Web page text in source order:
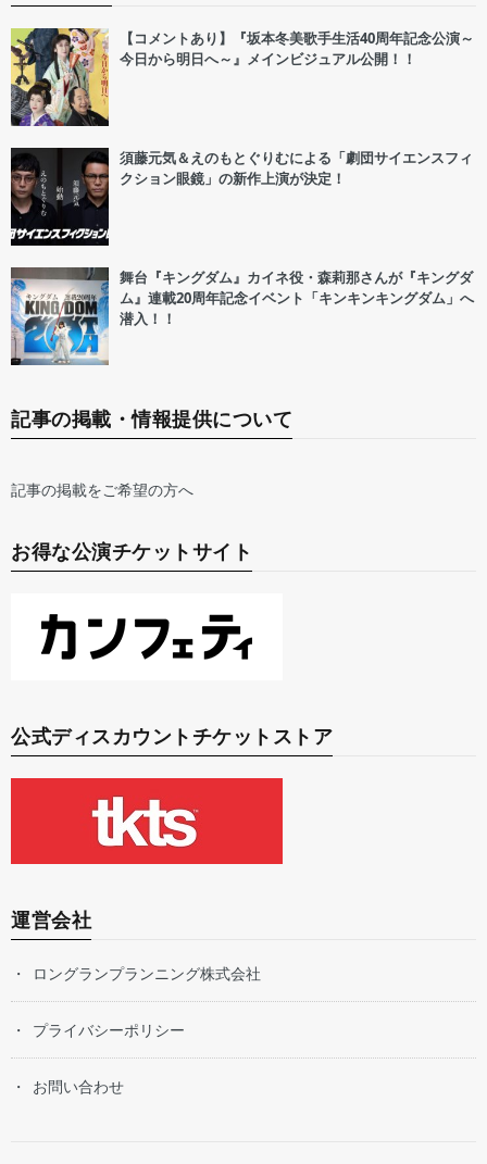
【コメントあり】『坂本冬美歌手生活40周年記念公演～
今日から明日へ～』メインビジュアル公開！！
須藤元気＆えのもとぐりむによる「劇団サイエンスフィ
クション眼鏡」の新作上演が決定！
舞台『キングダム』カイネ役・森莉那さんが『キングダ
ム』連載20周年記念イベント「キンキンキングダム」へ
潜入！！
記事の掲載・情報提供について
記事の掲載をご希望の方へ
お得な公演チケットサイト
公式ディスカウントチケットストア
運営会社
ロングランプランニング株式会社
プライバシーポリシー
お問い合わせ